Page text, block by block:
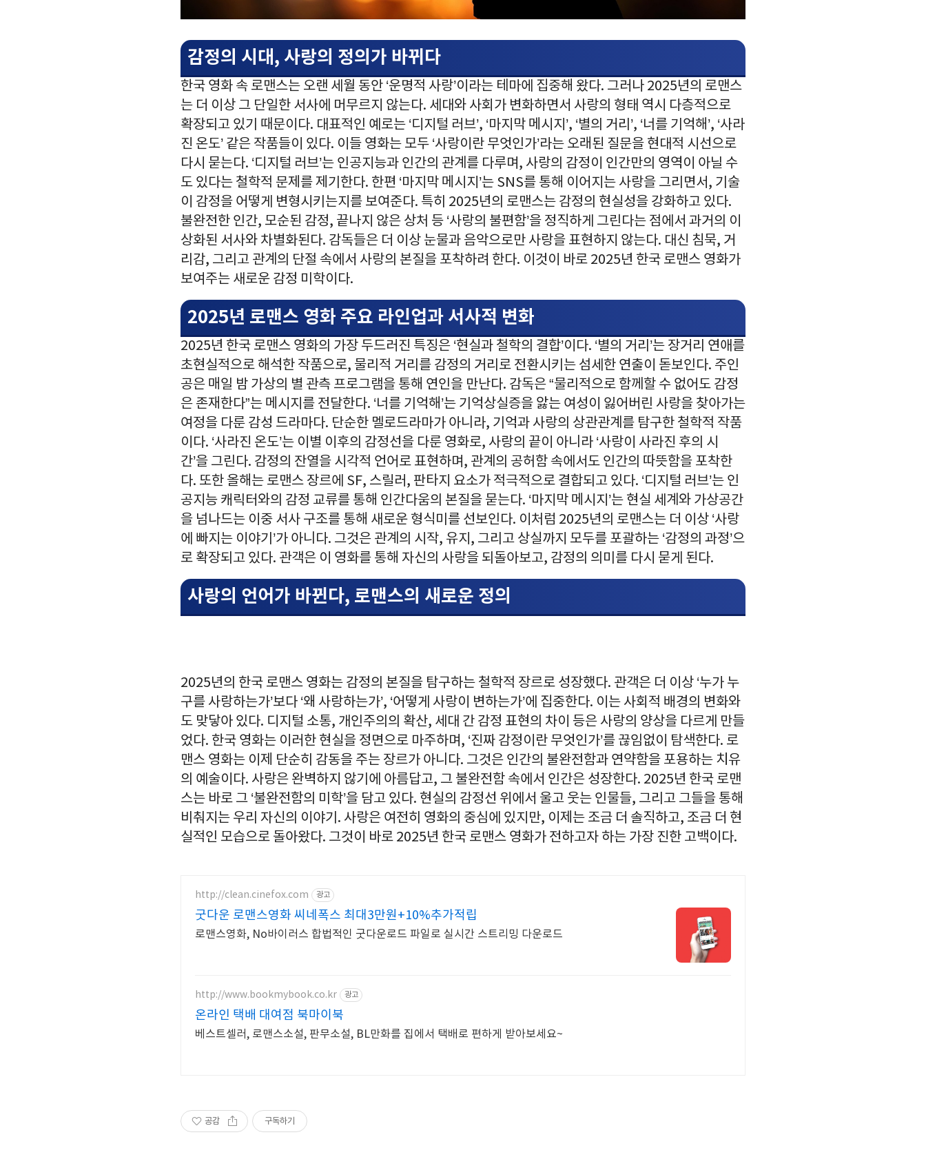
감정의 시대, 사랑의 정의가 바뀌다
한국 영화 속 로맨스는 오랜 세월 동안 ‘운명적 사랑’이라는 테마에 집중해 왔다. 그러나 2025년의 로맨스
는 더 이상 그 단일한 서사에 머무르지 않는다. 세대와 사회가 변화하면서 사랑의 형태 역시 다층적으로
확장되고 있기 때문이다. 대표적인 예로는 ‘디지털 러브’, ‘마지막 메시지’, ‘별의 거리’, ‘너를 기억해’, ‘사라
진 온도’ 같은 작품들이 있다. 이들 영화는 모두 ‘사랑이란 무엇인가’라는 오래된 질문을 현대적 시선으로
다시 묻는다. ‘디지털 러브’는 인공지능과 인간의 관계를 다루며, 사랑의 감정이 인간만의 영역이 아닐 수
도 있다는 철학적 문제를 제기한다. 한편 ‘마지막 메시지’는 SNS를 통해 이어지는 사랑을 그리면서, 기술
이 감정을 어떻게 변형시키는지를 보여준다. 특히 2025년의 로맨스는 감정의 현실성을 강화하고 있다.
불완전한 인간, 모순된 감정, 끝나지 않은 상처 등 ‘사랑의 불편함’을 정직하게 그린다는 점에서 과거의 이
상화된 서사와 차별화된다. 감독들은 더 이상 눈물과 음악으로만 사랑을 표현하지 않는다. 대신 침묵, 거
리감, 그리고 관계의 단절 속에서 사랑의 본질을 포착하려 한다. 이것이 바로 2025년 한국 로맨스 영화가
보여주는 새로운 감정 미학이다.
2025년 로맨스 영화 주요 라인업과 서사적 변화
2025년 한국 로맨스 영화의 가장 두드러진 특징은 ‘현실과 철학의 결합’이다. ‘별의 거리’는 장거리 연애를
초현실적으로 해석한 작품으로, 물리적 거리를 감정의 거리로 전환시키는 섬세한 연출이 돋보인다. 주인
공은 매일 밤 가상의 별 관측 프로그램을 통해 연인을 만난다. 감독은 “물리적으로 함께할 수 없어도 감정
은 존재한다”는 메시지를 전달한다. ‘너를 기억해’는 기억상실증을 앓는 여성이 잃어버린 사랑을 찾아가는
여정을 다룬 감성 드라마다. 단순한 멜로드라마가 아니라, 기억과 사랑의 상관관계를 탐구한 철학적 작품
이다. ‘사라진 온도’는 이별 이후의 감정선을 다룬 영화로, 사랑의 끝이 아니라 ‘사랑이 사라진 후의 시
간’을 그린다. 감정의 잔열을 시각적 언어로 표현하며, 관계의 공허함 속에서도 인간의 따뜻함을 포착한
다. 또한 올해는 로맨스 장르에 SF, 스릴러, 판타지 요소가 적극적으로 결합되고 있다. ‘디지털 러브’는 인
공지능 캐릭터와의 감정 교류를 통해 인간다움의 본질을 묻는다. ‘마지막 메시지’는 현실 세계와 가상공간
을 넘나드는 이중 서사 구조를 통해 새로운 형식미를 선보인다. 이처럼 2025년의 로맨스는 더 이상 ‘사랑
에 빠지는 이야기’가 아니다. 그것은 관계의 시작, 유지, 그리고 상실까지 모두를 포괄하는 ‘감정의 과정’으
로 확장되고 있다. 관객은 이 영화를 통해 자신의 사랑을 되돌아보고, 감정의 의미를 다시 묻게 된다.
사랑의 언어가 바뀐다, 로맨스의 새로운 정의
2025년의 한국 로맨스 영화는 감정의 본질을 탐구하는 철학적 장르로 성장했다. 관객은 더 이상 ‘누가 누
구를 사랑하는가’보다 ‘왜 사랑하는가’, ‘어떻게 사랑이 변하는가’에 집중한다. 이는 사회적 배경의 변화와
도 맞닿아 있다. 디지털 소통, 개인주의의 확산, 세대 간 감정 표현의 차이 등은 사랑의 양상을 다르게 만들
었다. 한국 영화는 이러한 현실을 정면으로 마주하며, ‘진짜 감정이란 무엇인가’를 끊임없이 탐색한다. 로
맨스 영화는 이제 단순히 감동을 주는 장르가 아니다. 그것은 인간의 불완전함과 연약함을 포용하는 치유
의 예술이다. 사랑은 완벽하지 않기에 아름답고, 그 불완전함 속에서 인간은 성장한다. 2025년 한국 로맨
스는 바로 그 ‘불완전함의 미학’을 담고 있다. 현실의 감정선 위에서 울고 웃는 인물들, 그리고 그들을 통해
비춰지는 우리 자신의 이야기. 사랑은 여전히 영화의 중심에 있지만, 이제는 조금 더 솔직하고, 조금 더 현
실적인 모습으로 돌아왔다. 그것이 바로 2025년 한국 로맨스 영화가 전하고자 하는 가장 진한 고백이다.
http://clean.cinefox.com 광고
굿다운 로맨스영화 씨네폭스 최대3만원+10%추가적립
로맨스영화, No바이러스 합법적인 굿다운로드 파일로 실시간 스트리밍 다운로드
http://www.bookmybook.co.kr 광고
온라인 택배 대여점 북마이북
베스트셀러, 로맨스소설, 판무소설, BL만화를 집에서 택배로 편하게 받아보세요~
공감 구독하기